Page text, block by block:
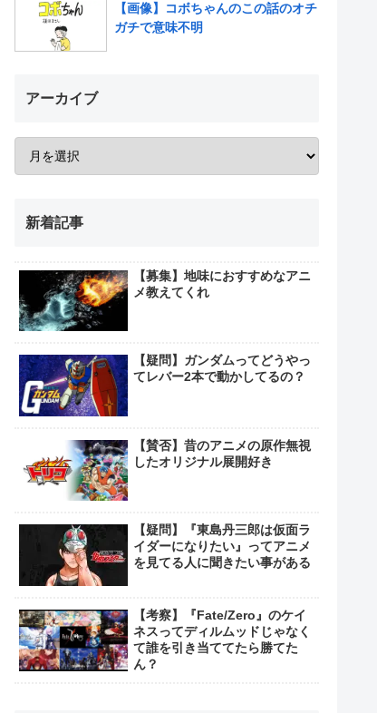
【画像】コボちゃんのこの話のオチ
ガチで意味不明
アーカイブ
新着記事
【募集】地味におすすめなアニ
メ教えてくれ
【疑問】ガンダムってどうやっ
てレバー2本で動かしてるの？
【賛否】昔のアニメの原作無視
したオリジナル展開好き
【疑問】『東島丹三郎は仮面ラ
イダーになりたい』ってアニメ
を見てる人に聞きたい事がある
【考察】『Fate/Zero』のケイ
ネスってディルムッドじゃなく
て誰を引き当ててたら勝てた
ん？